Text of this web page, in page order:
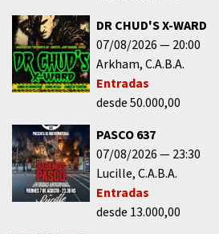
DR CHUD'S X-WARD
07/08/2026
20:00
Arkham C.A.B.A.
Entradas
desde 50.000,00
PASCO 637
07/08/2026
23:30
Lucille C.A.B.A.
Entradas
desde 13.000,00